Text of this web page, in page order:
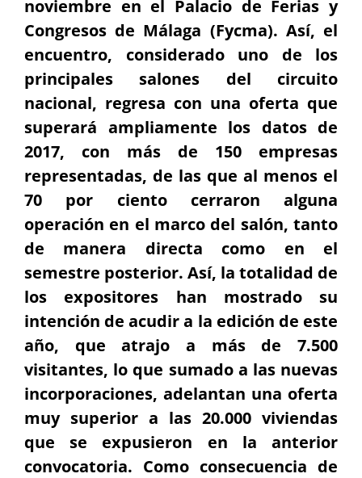
noviembre en el Palacio de Ferias y
Congresos de Málaga (Fycma). Así, el
encuentro, considerado uno de los
principales salones del circuito
nacional, regresa con una oferta que
superará ampliamente los datos de
2017, con más de 150 empresas
representadas, de las que al menos el
70 por ciento cerraron alguna
operación en el marco del salón, tanto
de manera directa como en el
semestre posterior. Así, la totalidad de
los expositores han mostrado su
intención de acudir a la edición de este
año, que atrajo a más de 7.500
visitantes, lo que sumado a las nuevas
incorporaciones, adelantan una oferta
muy superior a las 20.000 viviendas
que se expusieron en la anterior
convocatoria. Como consecuencia de